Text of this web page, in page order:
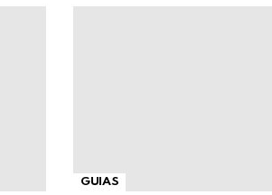
GUIAS